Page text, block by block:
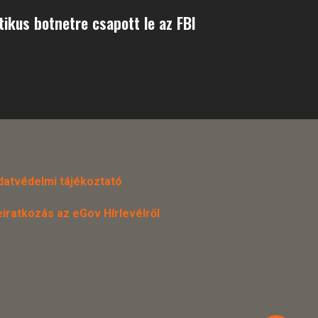
botnetre csapott le az FBI
tájékoztató
az eGov Hírlevélről